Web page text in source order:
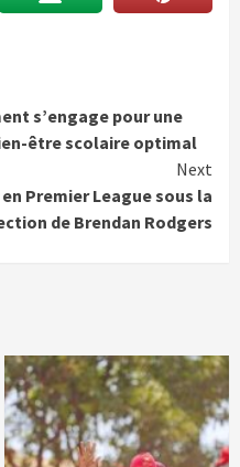
s’engage pour une
être scolaire optimal
Next
Premier League sous la
de Brendan Rodgers